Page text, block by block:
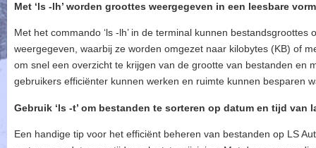
Met ‘ls -lh’ worden groottes weergegeven in een leesbare
Met het commando ‘ls -lh’ in de terminal kunnen
weergegeven, waarbij ze worden omgezet naar kilobytes (KB) of
om snel een overzicht te krijgen van de grootte van bestanden en
gebruikers efficiënter kunnen werken en ruimte kunnen besparen
Gebruik ‘ls -t’ om bestanden te sorteren op datum en tijd van
Een handige tip voor het efficiënt beheren van bestanden op LS